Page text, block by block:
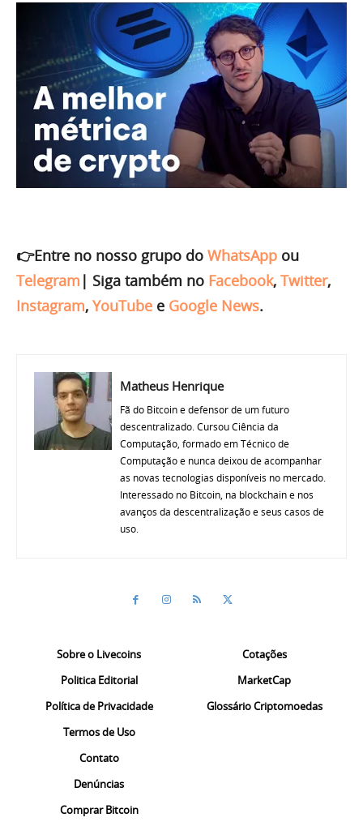
👉Entre no nosso grupo do WhatsApp ou
Telegram | Siga também no Facebook, Twitter,
Instagram, YouTube e Google News.
Matheus Henrique
Fã do Bitcoin e defensor de um futuro
descentralizado. Cursou Ciência da
Computação, formado em Técnico de
Computação e nunca deixou de acompanhar
as novas tecnologias disponíveis no mercado.
Interessado no Bitcoin, na blockchain e nos
avanços da descentralização e seus casos de
uso.
Sobre o Livecoins
Politica Editorial
Política de Privacidade
Termos de Uso
Contato
Denúncias
Comprar Bitcoin
Cotações
MarketCap
Glossário Criptomoedas